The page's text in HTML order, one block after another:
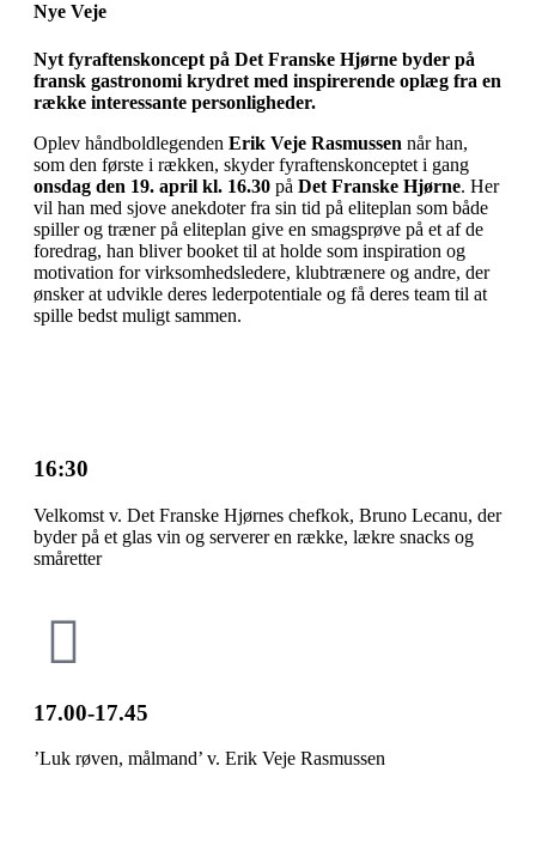
Nye Veje
Nyt fyraftenskoncept på Det Franske Hjørne byder på
fransk gastronomi krydret med inspirerende oplæg fra en
række interessante personligheder.
Oplev håndboldlegenden Erik Veje Rasmussen når han,
som den første i rækken, skyder fyraftenskonceptet i gang
onsdag den 19. april kl. 16.30 på Det Franske Hjørne. Her
vil han med sjove anekdoter fra sin tid på eliteplan som både
spiller og træner på eliteplan give en smagsprøve på et af de
foredrag, han bliver booket til at holde som inspiration og
motivation for virksomhedsledere, klubtrænere og andre, der
ønsker at udvikle deres lederpotentiale og få deres team til at
spille bedst muligt sammen.
16:30
Velkomst v. Det Franske Hjørnes chefkok, Bruno Lecanu, der
byder på et glas vin og serverer en række, lækre snacks og
småretter
17.00-17.45
’Luk røven, målmand’ v. Erik Veje Rasmussen